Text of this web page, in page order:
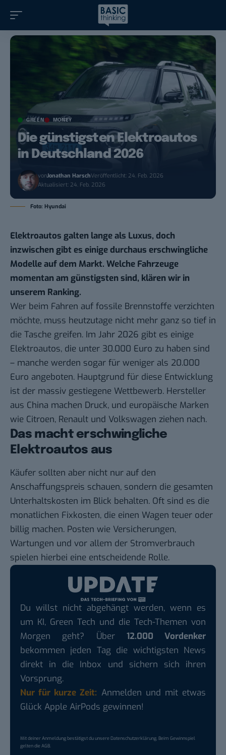
GREEN MONEY
Die günstigsten Elektroautos
in Deutschland 2026
vonJonathan HarschVeröffentlicht: 24. Feb. 2026
Aktualisiert: 24. Feb. 2026
Foto: Hyundai
Elektroautos galten lange als Luxus, doch
inzwischen gibt es einige durchaus erschwingliche
Modelle auf dem Markt. Welche Fahrzeuge
momentan am günstigsten sind, klären wir in
unserem Ranking.
Wer beim Fahren auf fossile Brennstoffe verzichten
möchte, muss heutzutage nicht mehr ganz so tief in
die Tasche greifen. Im Jahr 2026 gibt es einige
Elektroautos, die unter 30.000 Euro zu haben sind
– manche werden sogar für weniger als 20.000
Euro angeboten. Hauptgrund für diese Entwicklung
ist der massiv gestiegene Wettbewerb. Hersteller
aus China machen Druck, und europäische Marken
wie Citroen, Renault und Volkswagen ziehen nach.
Das macht erschwingliche
Elektroautos aus
Käufer sollten aber nicht nur auf den
Anschaffungspreis schauen, sondern die gesamten
Unterhaltskosten im Blick behalten. Oft sind es die
monatlichen Fixkosten, die einen Wagen teuer oder
billig machen. Posten wie Versicherungen,
Wartungen und vor allem der Stromverbrauch
spielen hierbei eine entscheidende Rolle.
Du willst nicht abgehängt werden, wenn es
um KI, Green Tech und die Tech-Themen von
Morgen geht? Über 12.000 Vordenker
bekommen jeden Tag die wichtigsten News
direkt in die Inbox und sichern sich ihren
Vorsprung.
Nur für kurze Zeit: Anmelden und mit etwas
Glück Apple AirPods gewinnen!
Mit deiner Anmeldung bestätigst du unsereDatenschutzerklärung. Beim Gewinnspiel
gelten dieAGB.